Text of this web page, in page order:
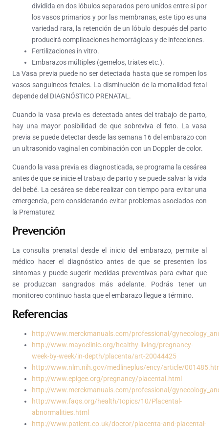
dividida en dos lóbulos separados pero unidos entre sí por
los vasos primarios y por las membranas, este tipo es una
variedad rara, la retención de un lóbulo después del parto
producirá complicaciones hemorrágicas y de infecciones.
Fertilizaciones in vitro.
Embarazos múltiples (gemelos, triates etc.).
La Vasa previa puede no ser detectada hasta que se rompen los
vasos sanguíneos fetales. La disminución de la mortalidad fetal
depende del DIAGNÓSTICO PRENATAL.
Cuando la vasa previa es detectada antes del trabajo de parto,
hay una mayor posibilidad de que sobreviva el feto. La vasa
previa se puede detectar desde las semana 16 del embarazo con
un ultrasonido vaginal en combinación con un Doppler de color.
Cuando la vasa previa es diagnosticada, se programa la cesárea
antes de que se inicie el trabajo de parto y se puede salvar la vida
del bebé. La cesárea se debe realizar con tiempo para evitar una
emergencia, pero considerando evitar problemas asociados con
la Prematurez
Prevención
La consulta prenatal desde el inicio del embarazo, permite al
médico hacer el diagnóstico antes de que se presenten los
síntomas y puede sugerir medidas preventivas para evitar que
se produzcan sangrados más adelante. Podrás tener un
monitoreo continuo hasta que el embarazo llegue a término.
Referencias
http://www.merckmanuals.com/professional/
http://www.mayoclinic.org/healthy-living/pregnancy-
week-by-week/in-depth/placenta/art-20044425
http://www.nlm.nih.gov/medlineplus/ency/article/
http://www.epigee.org/pregnancy/placental.html
http://www.merckmanuals.com/professional/
http://www.faqs.org/health/topics/10/Placental-
abnormalities.html
http://www.patient.co.uk/doctor/placenta-and-placental-